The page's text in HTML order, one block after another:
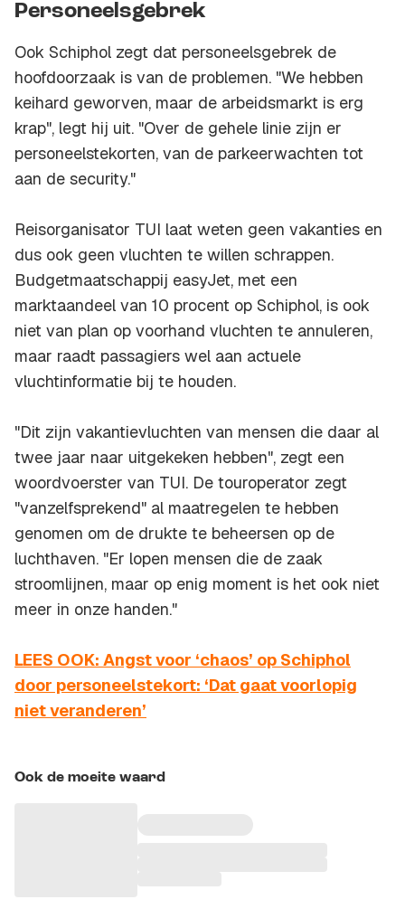
Personeelsgebrek
Ook Schiphol zegt dat personeelsgebrek de
hoofdoorzaak is van de problemen. "We hebben
keihard geworven, maar de arbeidsmarkt is erg
krap", legt hij uit. "Over de gehele linie zijn er
personeelstekorten, van de parkeerwachten tot
aan de security."
Reisorganisator TUI laat weten geen vakanties en
dus ook geen vluchten te willen schrappen.
Budgetmaatschappij easyJet, met een
marktaandeel van 10 procent op Schiphol, is ook
niet van plan op voorhand vluchten te annuleren,
maar raadt passagiers wel aan actuele
vluchtinformatie bij te houden.
"Dit zijn vakantievluchten van mensen die daar al
twee jaar naar uitgekeken hebben", zegt een
woordvoerster van TUI. De touroperator zegt
"vanzelfsprekend" al maatregelen te hebben
genomen om de drukte te beheersen op de
luchthaven. "Er lopen mensen die de zaak
stroomlijnen, maar op enig moment is het ook niet
meer in onze handen."
LEES OOK: Angst voor ‘chaos’ op Schiphol
door personeelstekort: ‘Dat gaat voorlopig
niet veranderen’
Ook de moeite waard